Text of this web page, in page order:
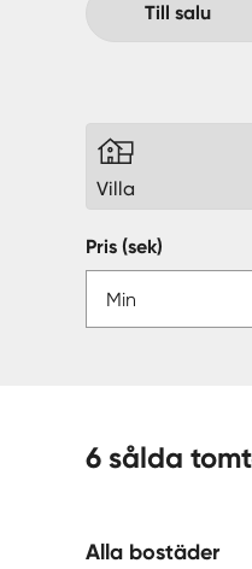
Till salu
Villa
Pris (sek)
Alla bostäder